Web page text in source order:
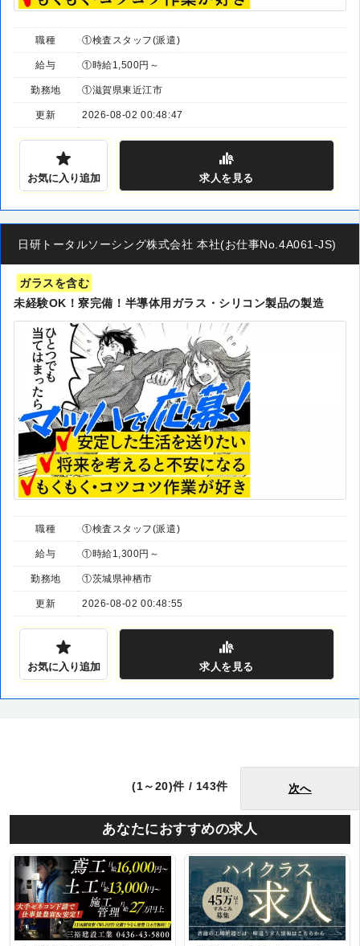
職種 ①検査スタッフ(派遣)
給与 ①時給1,500円～
勤務地 ①滋賀県東近江市
更新 2026-08-02 00:48:47
お気に入り追加 求人を見る
日研トータルソーシング株式会社 本社(お仕事No.4A061-JS)
ガラスを含む
未経験OK！寮完備！半導体用ガラス・シリコン製品の製造
職種 ①検査スタッフ(派遣)
給与 ①時給1,300円～
勤務地 ①茨城県神栖市
更新 2026-08-02 00:48:55
お気に入り追加 求人 を見る
(1～20)件 / 143件 次へ
あなたにおすすめの求人